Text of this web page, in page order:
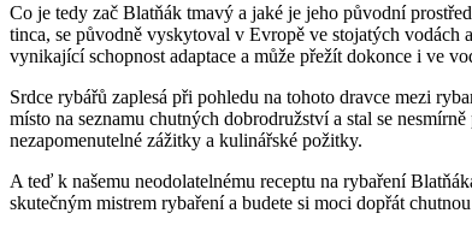
Co je tedy zač Blatňák tmavý a jaké je jeho původní
tinca, se původně vyskytoval v Evropě ve stojatých vodách
vynikající schopnost adaptace a může přežít dokonce i ve
Srdce rybářů zaplesá při pohledu na tohoto dravce mezi
místo na seznamu chutných dobrodružství a stal se
nezapomenutelné zážitky a kulinářské požitky.
A teď k našemu neodolatelnému receptu na rybaření
skutečným mistrem rybaření a budete si moci dopřát